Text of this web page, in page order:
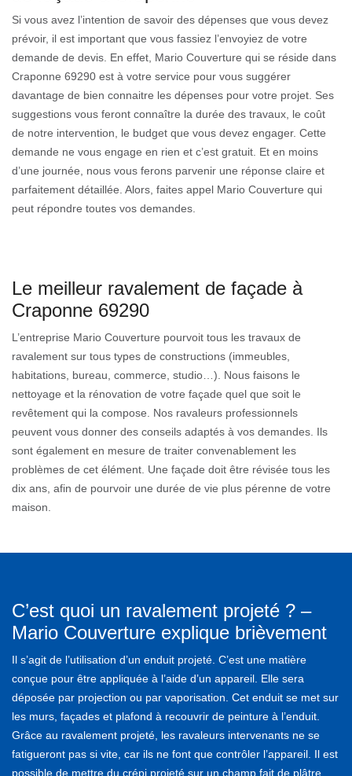
Si vous avez l’intention de savoir des dépenses que vous devez
prévoir, il est important que vous fassiez l’envoyiez de votre
demande de devis. En effet, Mario Couverture qui se réside dans
Craponne 69290 est à votre service pour vous suggérer
davantage de bien connaitre les dépenses pour votre projet. Ses
suggestions vous feront connaître la durée des travaux, le coût
de notre intervention, le budget que vous devez engager. Cette
demande ne vous engage en rien et c’est gratuit. Et en moins
d’une journée, nous vous ferons parvenir une réponse claire et
parfaitement détaillée. Alors, faites appel Mario Couverture qui
peut répondre toutes vos demandes.
Le meilleur ravalement de façade à
Craponne 69290
L’entreprise Mario Couverture pourvoit tous les travaux de
ravalement sur tous types de constructions (immeubles,
habitations, bureau, commerce, studio…). Nous faisons le
nettoyage et la rénovation de votre façade quel que soit le
revêtement qui la compose. Nos ravaleurs professionnels
peuvent vous donner des conseils adaptés à vos demandes. Ils
sont également en mesure de traiter convenablement les
problèmes de cet élément. Une façade doit être révisée tous les
dix ans, afin de pourvoir une durée de vie plus pérenne de votre
maison.
C’est quoi un ravalement projeté ? –
Mario Couverture explique brièvement
Il s’agit de l’utilisation d’un enduit projeté. C’est une matière
conçue pour être appliquée à l’aide d’un appareil. Elle sera
déposée par projection ou par vaporisation. Cet enduit se met sur
les murs, façades et plafond à recouvrir de peinture à l’enduit.
Grâce au ravalement projeté, les ravaleurs intervenants ne se
fatigueront pas si vite, car ils ne font que contrôler l’appareil. Il est
possible de mettre du crépi projeté sur un champ fait de plâtre,